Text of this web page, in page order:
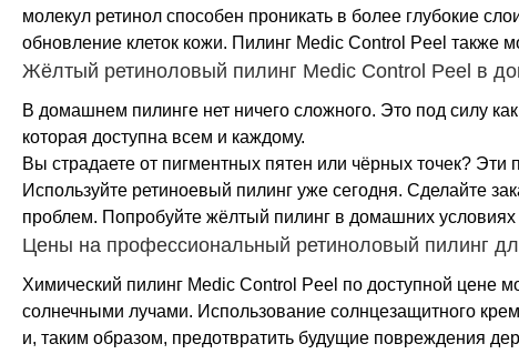
молекул ретинол способен проникать в более глубокие
обновление клеток кожи. Пилинг Medic Control Peel
Жёлтый ретиноловый пилинг Medic Control Peel в
В домашнем пилинге нет ничего сложного. Это под силу
которая доступна всем и каждому.
Вы страдаете от пигментных пятен или чёрных точек?
Используйте ретиноевый пилинг уже сегодня. Сделайте
проблем. Попробуйте жёлтый пилинг в домашних условиях
Цены на профессиональный ретиноловый пилинг
Химический пилинг Medic Control Peel по доступной цене
солнечными лучами. Использование солнцезащитного
и, таким образом, предотвратить будущие повреждения